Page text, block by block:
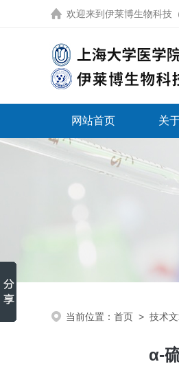
欢迎来到 伊莱博生物科技
网站首页 关
当前位置： 首页 > 技术
α-